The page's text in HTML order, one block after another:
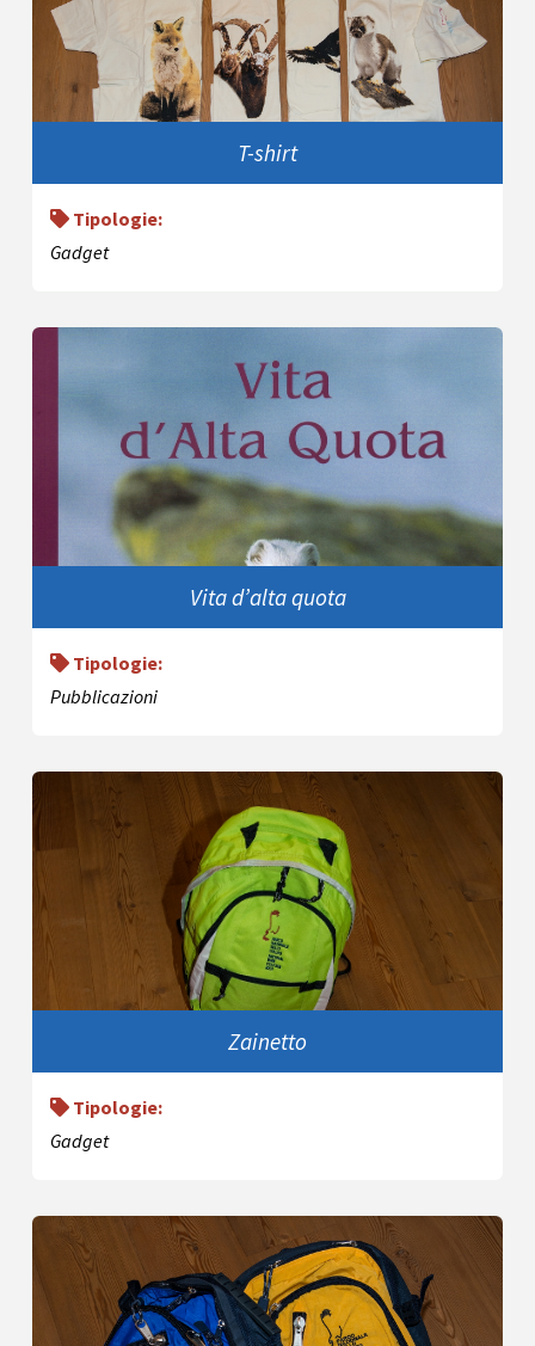
T-shirt
Tipologie:
Gadget
Vita d’alta quota
Tipologie:
Pubblicazioni
Zainetto
Tipologie:
Gadget